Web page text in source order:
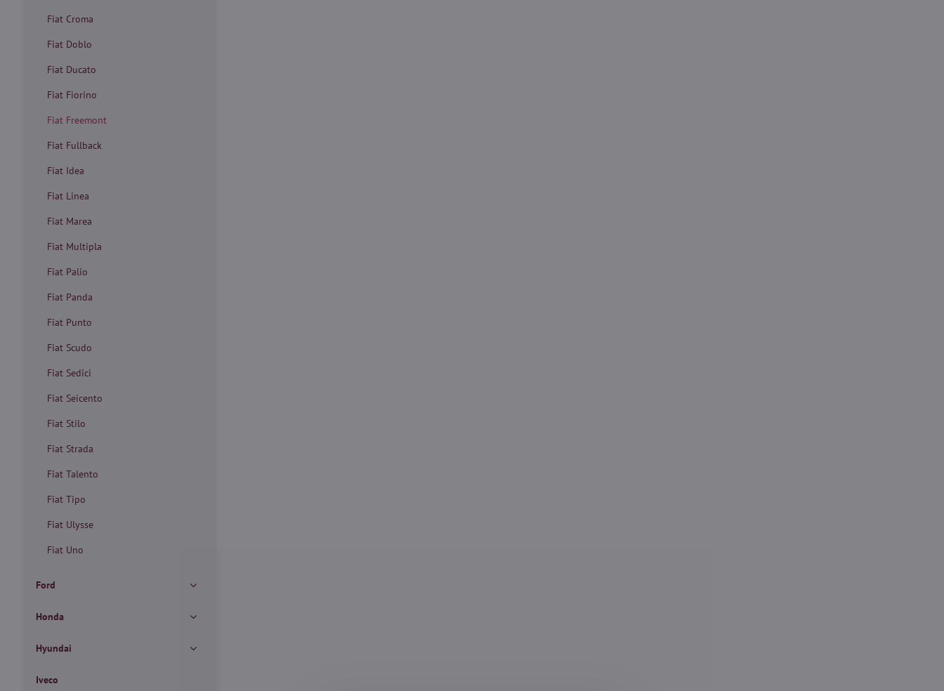
Fiat Croma
Fiat Doblo
Fiat Ducato
Fiat Fiorino
Fiat Freemont
Fiat Fullback
Fiat Idea
Fiat Linea
Fiat Marea
Fiat Multipla
Fiat Palio
Fiat Panda
Fiat Punto
Fiat Scudo
Fiat Sedici
Fiat Seicento
Fiat Stilo
Fiat Strada
Fiat Talento
Fiat Tipo
Fiat Ulysse
Fiat Uno
Ford
Honda
Hyundai
Iveco